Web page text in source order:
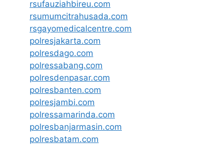
rsufauziahbireu.com
rsumumcitrahusada.com
rsgayomedicalcentre.com
polresjakarta.com
polresdago.com
polressabang.com
polresdenpasar.com
polresbanten.com
polresjambi.com
polressamarinda.com
polresbanjarmasin.com
polresbatam.com